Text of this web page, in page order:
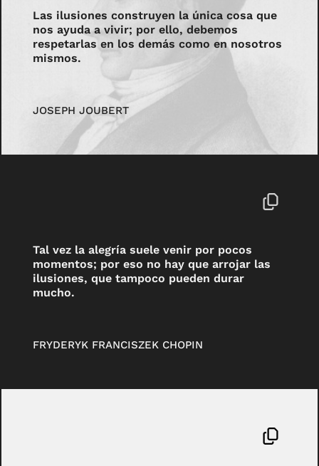
Las ilusiones construyen la única cosa que
nos ayuda a vivir; por ello, debemos
respetarlas en los demás como en nosotros
mismos.
JOSEPH JOUBERT
Tal vez la alegría suele venir por pocos
momentos; por eso no hay que arrojar las
ilusiones, que tampoco pueden durar
mucho.
FRYDERYK FRANCISZEK CHOPIN